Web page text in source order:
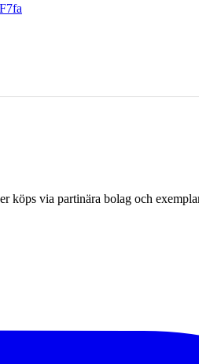
köps via partinära bolag och